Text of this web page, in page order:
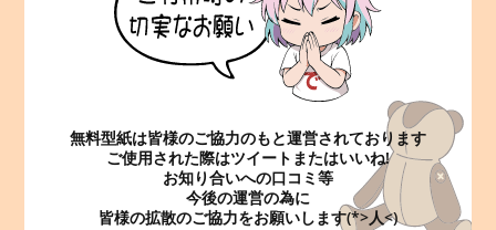
無料型紙は皆様のご協力のもと運営されております
ご使用された際はツイートまたはいいね!
お知り合いへの口コミ等
今後の運営の為に
皆様の拡散のご協力をお願いします(*>人<)